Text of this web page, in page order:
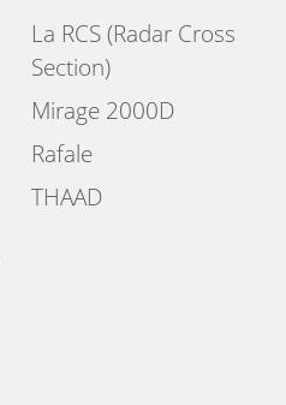
La RCS (Radar Cross
Section)
Mirage 2000D
Rafale
THAAD